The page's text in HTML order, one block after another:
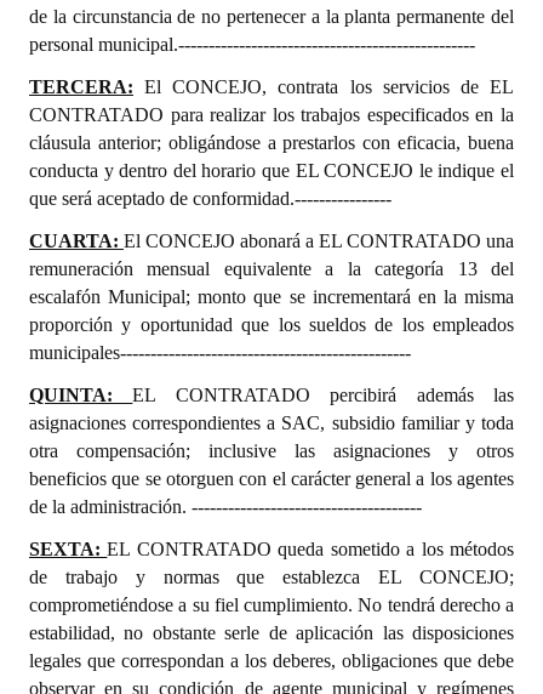
de la circunstancia de no pertenecer a la planta permanente del
personal municipal.-------------------------------------------------
TERCERA: El CONCEJO, contrata los servicios de EL
CONTRATADO para realizar los trabajos especificados en la
cláusula anterior; obligándose a prestarlos con eficacia, buena
conducta y dentro del horario que EL CONCEJO le indique el
que será aceptado de conformidad.----------------
CUARTA: El CONCEJO abonará a EL CONTRATADO una
remuneración mensual equivalente a la categoría 13 del
escalafón Municipal; monto que se incrementará en la misma
proporción y oportunidad que los sueldos de los empleados
municipales------------------------------------------------
QUINTA: EL CONTRATADO percibirá además las
asignaciones correspondientes a SAC, subsidio familiar y toda
otra compensación; inclusive las asignaciones y otros
beneficios que se otorguen con el carácter general a los agentes
de la administración. --------------------------------------
SEXTA:EL CONTRATADOqueda sometido a los métodos
de trabajo y normas que establezca EL CONCEJO;
comprometiéndose a su fiel cumplimiento. No tendrá derecho a
estabilidad, no obstante serle de aplicación las disposiciones
legales que correspondan a los deberes, obligaciones que debe
observar en su condición de agente municipal y regímenes